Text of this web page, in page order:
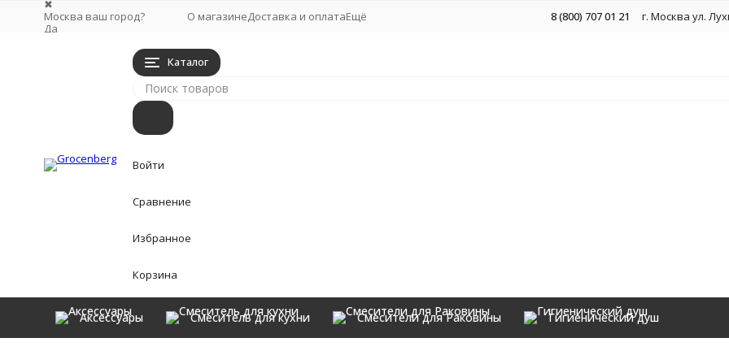
✖
Москва ваш город?
Да
О магазинеДоставка и оплатаЕщё 8 (800) 707 01 21 г. Москва ул.
Каталог
Войти
Сравнение
Избранное
Корзина
Аксессуары Смеситель для кухни Смесители для Раковины Гигиенический душ